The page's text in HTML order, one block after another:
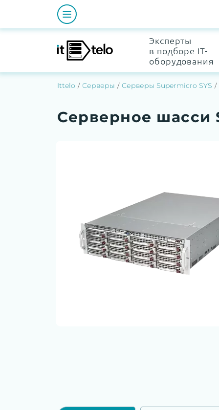
Эксперты
в подборе IT-
оборудования
Ittelo Серверы Серверы Supermicro SYS
Серверное шасси